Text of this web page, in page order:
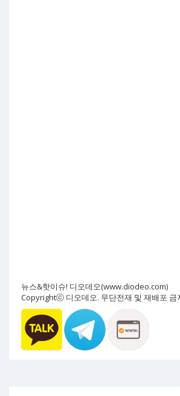
뉴스&핫이슈! 디오데오(www.diodeo.com)
Copyrightⓒ 디오데오. 무단전재 및 재배포 금